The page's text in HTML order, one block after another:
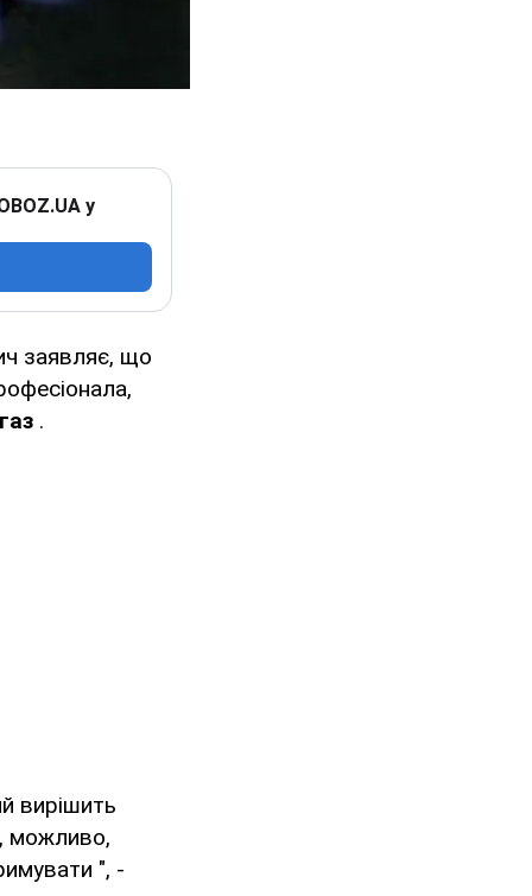
у
заявляє, що
.
вирішить
можливо,
", -